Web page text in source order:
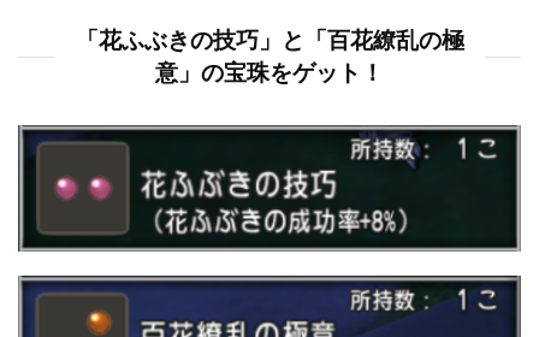
「花ふぶきの技巧」と「百花繚乱の極
意」の宝珠をゲット！